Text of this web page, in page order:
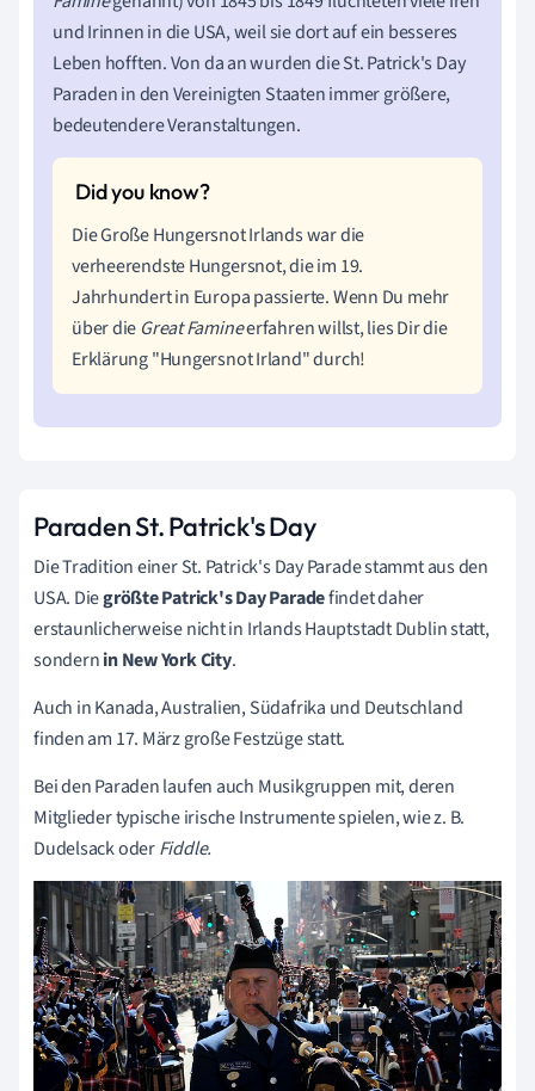
und Irinnen in die USA, weil sie dort auf ein besseres
Leben hofften.Von da an wurden die St. Patrick's Day
Paraden in den Vereinigten Staaten immer größere,
bedeutendere Veranstaltungen.
Die Große Hungersnot Irlands war die
verheerendste Hungersnot, die im 19.
Jahrhundert in Europa passierte. Wenn Du mehr
über die Great Famineerfahren willst, lies Dir die
Erklärung "Hungersnot Irland" durch!
Paraden St. Patrick's Day
Die Tradition einer St. Patrick's Day Parade stammt aus den
USA. Diegrößte Patrick's Day Paradefindet daher
erstaunlicherweise nicht in Irlands Hauptstadt Dublin statt,
sonderninNew York City.
Auch in Kanada, Australien, Südafrika und Deutschland
finden am 17. März große Festzüge statt.
Bei den Paraden laufen auch Musikgruppen mit, deren
Mitglieder typische irische Instrumente spielen, wie z. B.
Dudelsack oderFiddle.